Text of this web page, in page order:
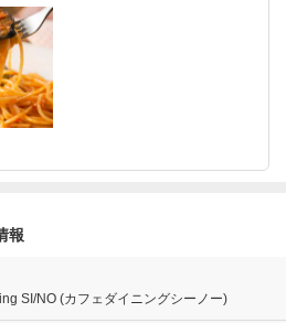
報
SI/NO (カフェダイニングシーノー)